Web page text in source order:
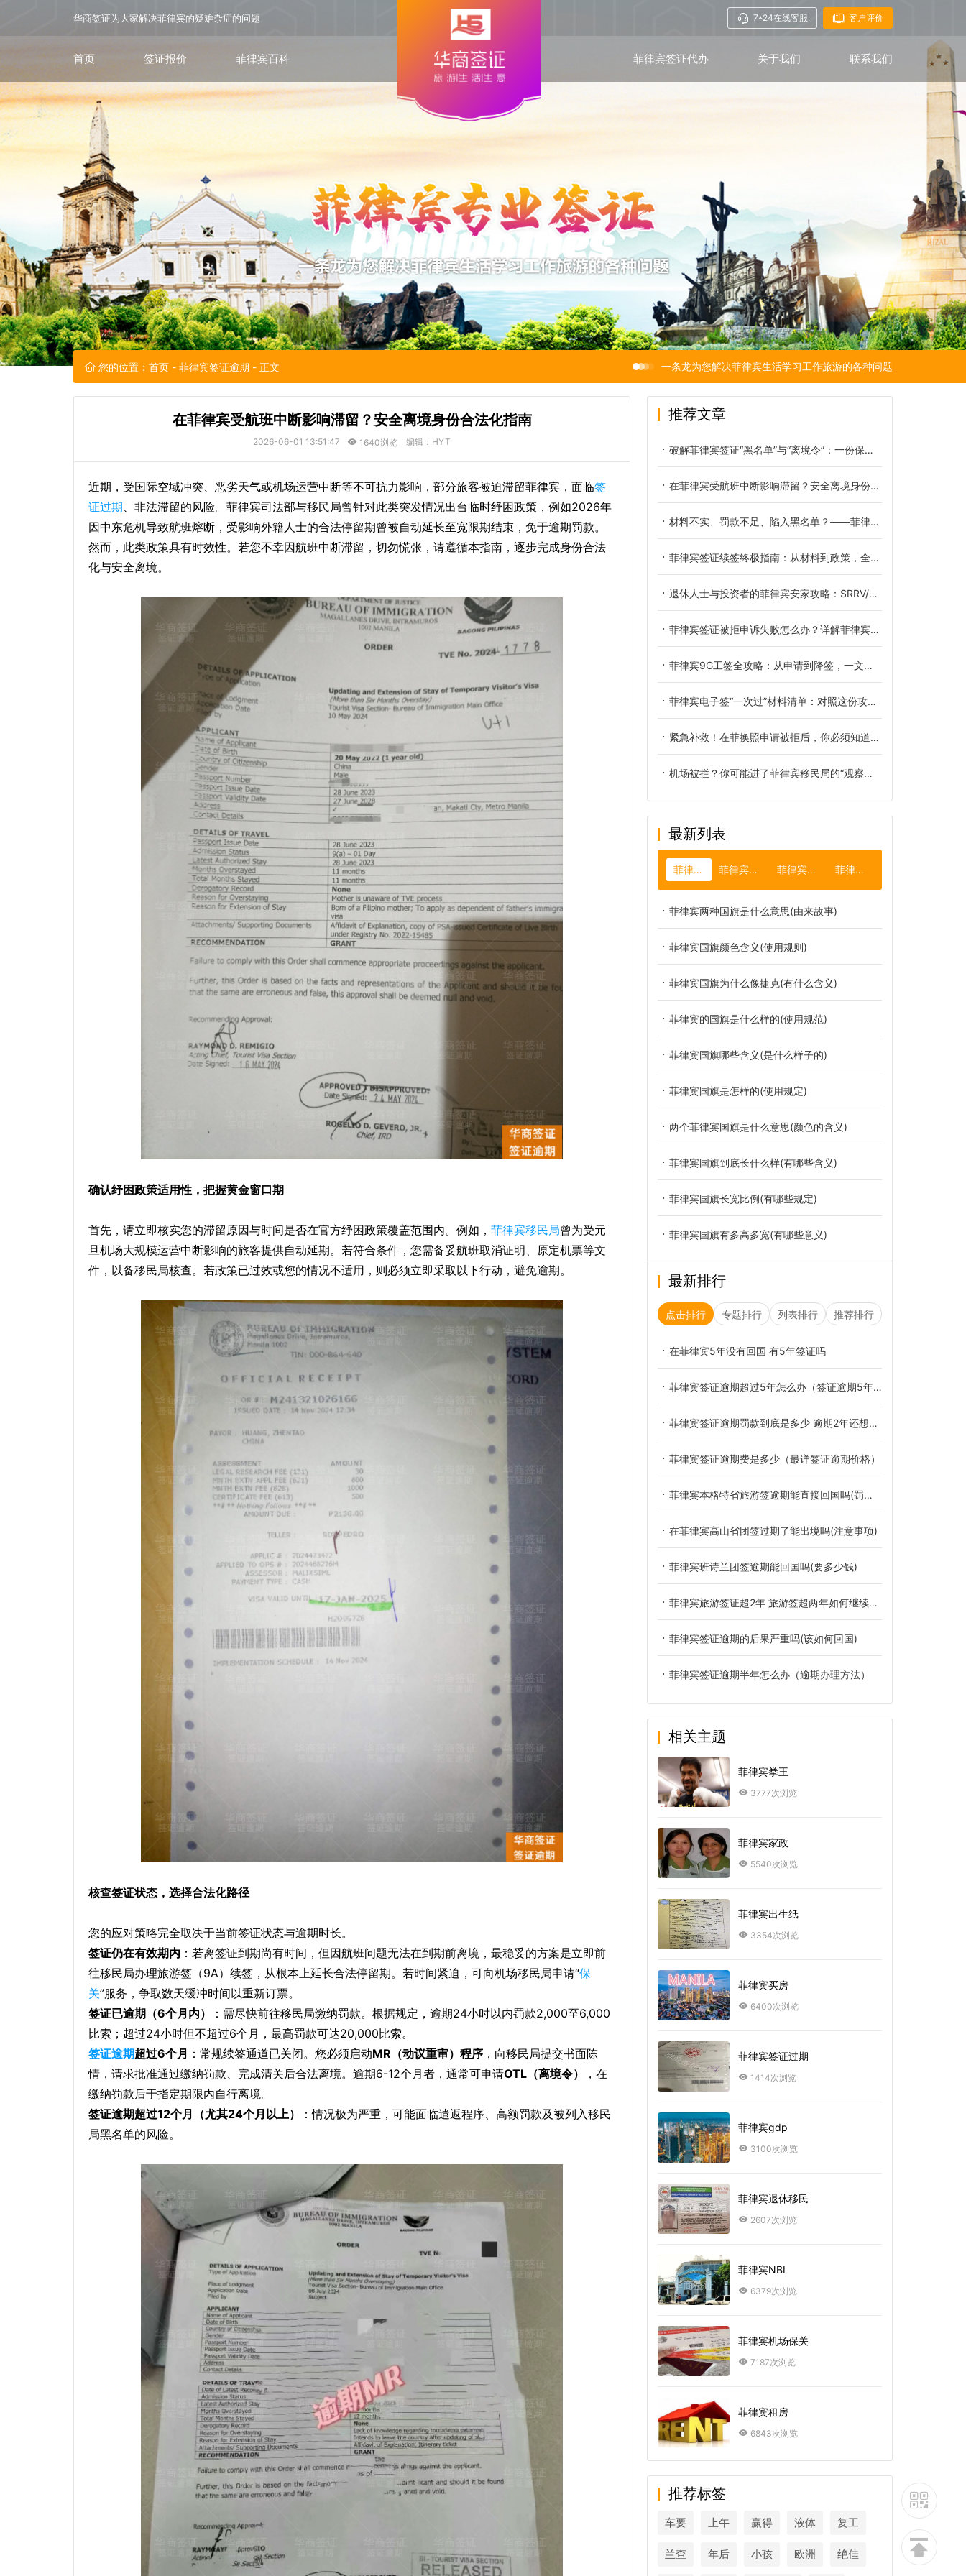
华商签证为大家解决菲律宾的疑难杂症的问题 7*24在线客服 客户评价
首页 签证报价 菲律宾百科 菲律宾签证代办 关于我们 联系我们
您的位置： 首页 - 菲律宾签证逾期 - 正文 一条龙为您解决菲律宾生活学习工作旅游的各种问题
在菲律宾受航班中断影响滞留？安全离境身份合法化指南
2026-06-01 13:51:47 1640浏览 编辑：HYT
近期，受国际空域冲突、恶劣天气或机场运营中断等不可抗力影响，部分旅客被迫滞留菲律宾，面临签
证过期、非法滞留的风险。菲律宾司法部与移民局曾针对此类突发情况出台临时纾困政策，例如2026年
因中东危机导致航班熔断，受影响外籍人士的合法停留期曾被自动延长至宽限期结束，免于逾期罚款。
然而，此类政策具有时效性。若您不幸因航班中断滞留，切勿慌张，请遵循本指南，逐步完成身份合法
化与安全离境。
确认纾困政策适用性，把握黄金窗口期
首先，请立即核实您的滞留原因与时间是否在官方纾困政策覆盖范围内。例如， 菲律宾移民局曾为受元
旦机场大规模运营中断影响的旅客提供自动延期。若符合条件，您需备妥航班取消证明、原定机票等文
件，以备移民局核查。若政策已过效或您的情况不适用，则必须立即采取以下行动，避免逾期。
核查签证状态，选择合法化路径
您的应对策略完全取决于当前签证状态与逾期时长。
签证仍在有效期内 ：若离签证到期尚有时间，但因航班问题无法在到期前离境，最稳妥的方案是立即前
往移民局办理旅游签（9A）续签，从根本上延长合法停留期。若时间紧迫，可向机场移民局申请“保
关”服务，争取数天缓冲时间以重新订票。
签证已逾期（6个月内）
：需尽快前往移民局缴纳罚款。根据规定，逾期24小时以内罚款2,000至6,000
比索；超过24小时但不超过6个月，最高罚款可达20,000比索。
签证逾期超过6个月 ：常规续签通道已关闭。您必须启动MR（动议重审）程序 ，向移民局提交书面陈
情，请求批准通过缴纳罚款、完成清关后合法离境。逾期6-12个月者，通常可申请OTL（离境令）
，在
缴纳罚款后于指定期限内自行离境。
签证逾期超过12个月（尤其24个月以上）
：情况极为严重，可能面临遣返程序、高额罚款及被列入移民
局黑名单的风险。
推荐文章
破解菲律宾签证“黑名单”与“离境令”：一份保障你工作生活的自救攻略
在菲律宾受航班中断影响滞留？安全离境身份合法化指南
材料不实、罚款不足、陷入黑名单？——菲律宾签证逾期MR申请被拒全原因避坑指南
菲律宾签证续签终极指南：从材料到政策，全面避开拒签雷区
退休人士与投资者的菲律宾安家攻略：SRRV/SIRV永居签证申请与合规房产购置最佳路径
菲律宾签证被拒申诉失败怎么办？详解菲律宾签证拒签后的正确复议路径
菲律宾9G工签全攻略：从申请到降签，一文看懂所有流程
菲律宾电子签“一次过”材料清单：对照这份攻略，自己也能轻松搞定
紧急补救！在菲换照申请被拒后，你必须知道的重新提交关键步骤
机场被拦？你可能进了菲律宾移民局的“观察名单”｜ALO预警全流程与自救指南
最新列表
菲律宾国旗 菲律宾退休移民 菲律宾电子签证 菲律宾总统
菲律宾两种国旗是什么意思(由来故事)
菲律宾国旗颜色含义(使用规则)
菲律宾国旗为什么像捷克(有什么含义)
菲律宾的国旗是什么样的(使用规范)
菲律宾国旗哪些含义(是什么样子的)
菲律宾国旗是怎样的(使用规定)
两个菲律宾国旗是什么意思(颜色的含义)
菲律宾国旗到底长什么样(有哪些含义)
菲律宾国旗长宽比例(有哪些规定)
菲律宾国旗有多高多宽(有哪些意义)
最新排行
点击排行 专题排行 列表排行 推荐排行
在菲律宾5年没有回国 有5年签证吗
菲律宾签证逾期超过5年怎么办（签证逾期5年的解决办法）
菲律宾签证逾期罚款到底是多少 逾期2年还想留在菲律宾怎么做
菲律宾签证逾期费是多少（最详签证逾期价格）
菲律宾本格特省旅游签逾期能直接回国吗(罚款多少)
在菲律宾高山省团签过期了能出境吗(注意事项)
菲律宾班诗兰团签逾期能回国吗(要多少钱)
菲律宾旅游签证超2年 旅游签超两年如何继续停留
菲律宾签证逾期的后果严重吗(该如何回国)
菲律宾签证逾期半年怎么办（逾期办理方法）
相关主题
菲律宾拳王
3777次浏览
菲律宾家政
5540次浏览
菲律宾出生纸
3354次浏览
菲律宾买房
6400次浏览
菲律宾签证过期
1414次浏览
菲律宾gdp
3100次浏览
菲律宾退休移民
2607次浏览
菲律宾NBI
6379次浏览
菲律宾机场保关
7187次浏览
菲律宾租房
6843次浏览
推荐标签
车要 上午 赢得 液体 复工
兰查 年后 小孩 欧洲 绝佳